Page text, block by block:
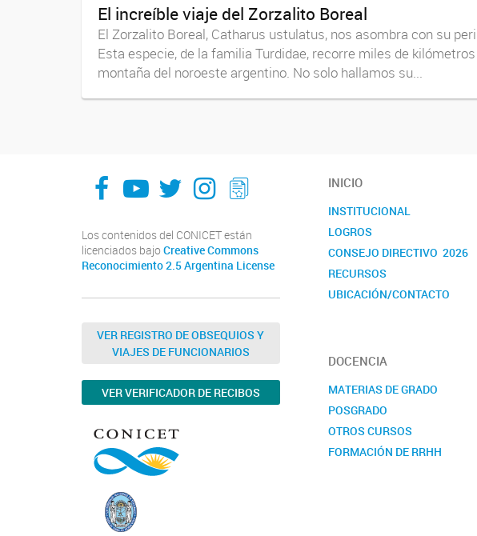
El increíble viaje del Zorzalito Boreal
El Zorzalito Boreal, Catharus ustulatus, nos asombra con su
Esta especie, de la familia Turdidae, recorre miles de
montaña del noroeste argentino. No solo hallamos su...
facebook
youtube
Twitter
Instagram
LeChasquier Boletin Digital 70
Los contenidos del CONICET están
licenciados bajo Creative Commons
Reconocimiento 2.5 Argentina License
VER REGISTRO DE OBSEQUIOS Y
VIAJES DE FUNCIONARIOS
VER VERIFICADOR DE RECIBOS
INICIO
INSTITUCIONAL
LOGROS
CONSEJO DIRECTIVO 2026
RECURSOS
UBICACIÓN/CONTACTO
DOCENCIA
MATERIAS DE GRADO
POSGRADO
OTROS CURSOS
FORMACIÓN DE RRHH